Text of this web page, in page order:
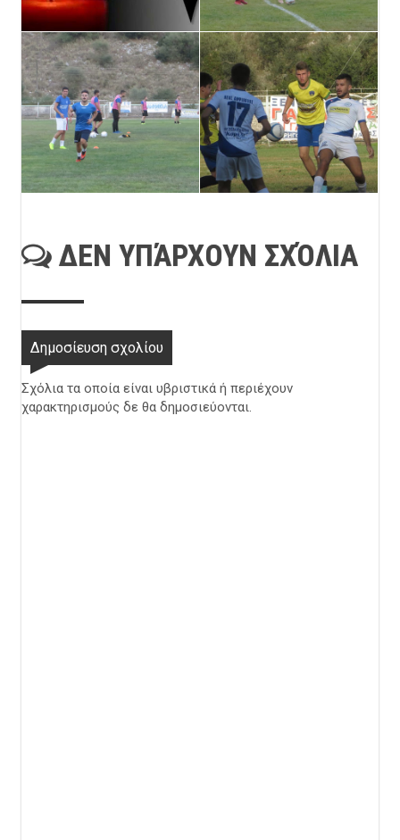
ΔΕΝ ΥΠΆΡΧΟΥΝ ΣΧΌΛΙΑ
Δημοσίευση σχολίου
Σχόλια τα οποία είναι υβριστικά ή περιέχουν
χαρακτηρισμούς δε θα δημοσιεύονται.